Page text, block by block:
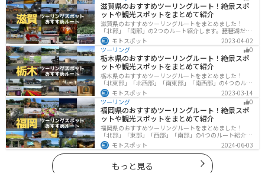
際は参考にしてください。
滋賀県のおすすめツーリングルート！絶景スポ
ットや観光スポットをまとめて紹介
滋賀県のおすすめツーリングルートをまとめました！
「北部」「南部」の2つのルート紹介します。琵琶湖だけ
でなく、比叡山ドライブウェイなどの山を楽しめるスポ
ットも多数あります。バイクで滋賀県にツーリングに行
く際は参考にしてください。
モトスポット
2023-04-02
ツーリング
0
栃木県のおすすめツーリングルート！絶景スポ
ットや観光スポットをまとめて紹介
栃木県のおすすめツーリングルートをまとめました！
「北東部」「北西部」「南東部」「南西部」の4つのルー
ト紹介します。日本を代表する神社や広大な山や滝、湖
などを歴史や自然を満喫するツーリングができます。バ
イクで栃木県にツーリングに行く際は参考にしてくださ
い。
モトスポット
2023-03-14
ツーリング
0
福岡県のおすすめツーリングルート！絶景スポ
ットや観光スポットをまとめて紹介
福岡県のおすすめツーリングルートをまとめました！
「北部」「東部」「西部」「南部」の4つのルート紹介し
ます。豊かな自然から歴史ある名所、グルメまで多彩な
魅力が詰まっており、様々な楽しみ方ができます。バイ
クで福岡県にツーリングに行く際は参考にしてくださ
モトスポット 2024-06-03
もっと見る